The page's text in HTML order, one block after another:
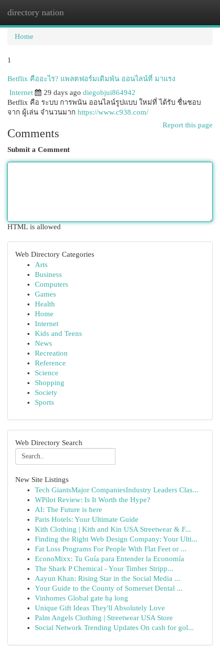
directory nation
Home
1
Betflix คืออะไร? แพลตฟอร์มเดิมพัน ออนไลน์ที่ มาแรง
Internet
29 days ago diegobjui864942
Betflix คือ ระบบ การพนัน ออนไลน์รูปแบบ ใหม่ที่ ได้รับ ชื่นชอบ
จาก ผู้เล่น จำนวนมาก https://www.c938.com/
Report this page
Comments
Submit a Comment
HTML is allowed
Web Directory Categories
Arts
Business
Computers
Games
Health
Home
Internet
Kids and Teens
News
Recreation
Reference
Science
Shopping
Society
Sports
Web Directory Search
New Site Listings
Tech GiantsMajor CompaniesIndustry Leaders Clas...
WPilot Review: Is It Worth the Hype?
AI: The Future is here
Paris Hotels: Your Ultimate Guide
Kith Clothing | Kith and Kin USA Streetwear & F...
Finding the Right Web Design Company: Your Ulti...
Fat Loss Programs For People With Flat Feet or ...
EconoMixx: Tu Guía para Entender la Economía
The Shark P Chemical - Your Timber Stripp...
Aayun Khan: Rising Star in the Social Media ...
Your Guide to the County of Somerset Dental ...
Vinhomes Global gate hạ long
Unique Gift Ideas They'll Absolutely Love
Palm Angels Clothing | Streetwear USA Store
Social Network Trending Updates On cash for gol...